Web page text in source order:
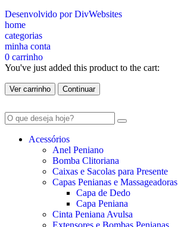
Desenvolvido por DivWebsites
home
categorias
minha conta
0 carrinho
You've just added this product to the cart:
Ver carrinho Continuar
Acessórios
Anel Peniano
Bomba Clitoriana
Caixas e Sacolas para Presente
Capas Penianas e Massageadoras
Capa de Dedo
Capa Peniana
Cinta Peniana Avulsa